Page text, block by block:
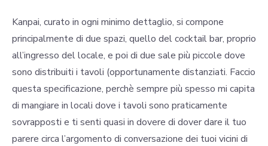
Kanpai, curato in ogni minimo dettaglio, si compone
principalmente di due spazi, quello del cocktail bar, proprio
all’ingresso del locale, e poi di due sale più piccole dove
sono distribuiti i tavoli (opportunamente distanziati. Faccio
questa specificazione, perchè sempre più spesso mi capita
di mangiare in locali dove i tavoli sono praticamente
sovrapposti e ti senti quasi in dovere di dover dare il tuo
parere circa l’argomento di conversazione dei tuoi vicini di